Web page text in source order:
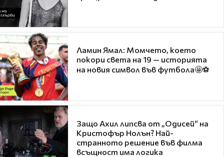
Ламин Ямал: Момчето, което
покори света на 19 — историята
на новия символ във футбола🤩⚽
Защо Ахил липсва от „Одисей“ на
Кристофър Нолън? Най-
странното решение във филма
всъщност има логика